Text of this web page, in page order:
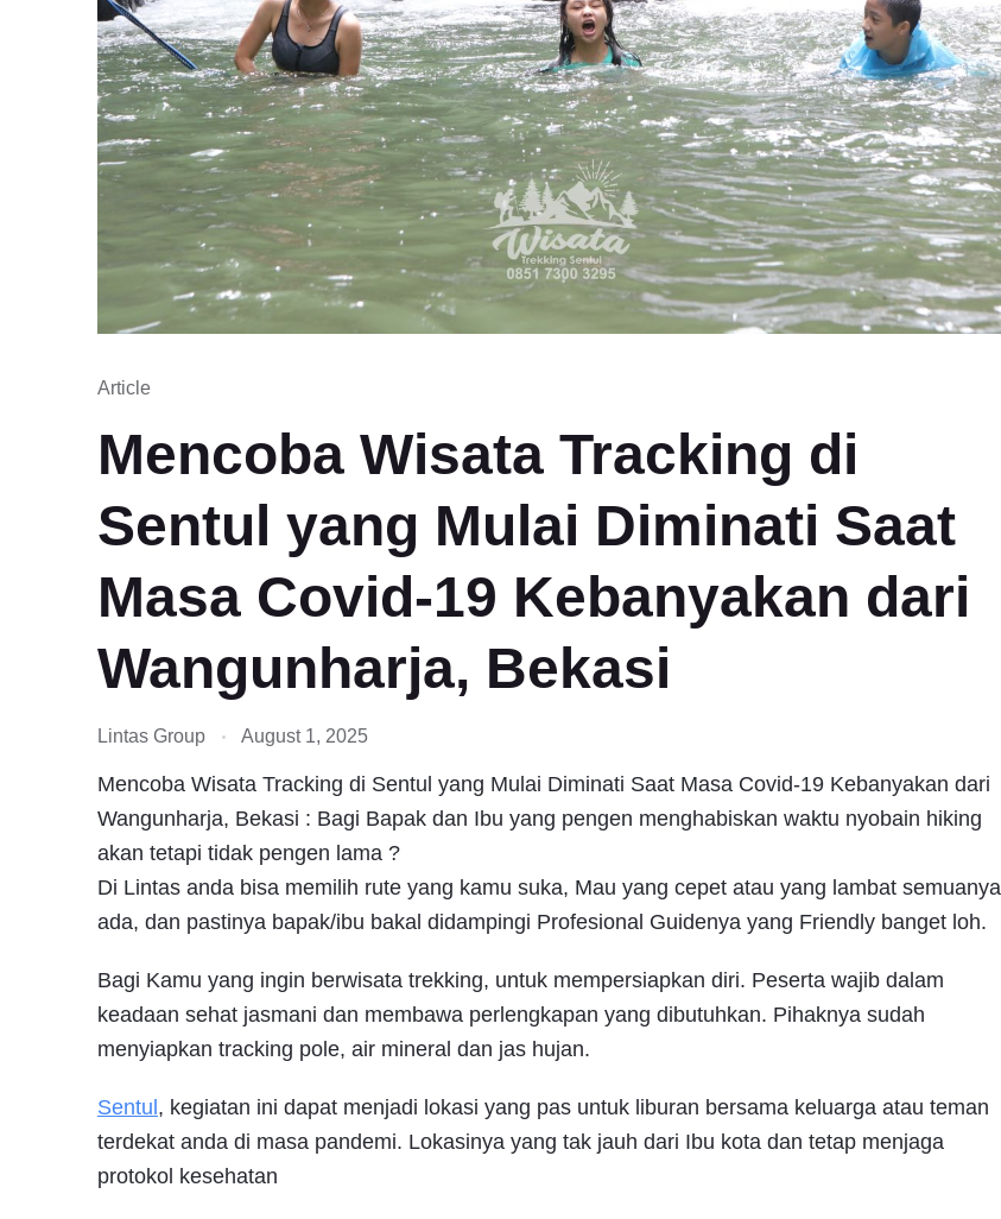
Article
Mencoba Wisata Tracking di
Sentul yang Mulai Diminati Saat
Masa Covid-19 Kebanyakan dari
Wangunharja, Bekasi
Lintas Group August 1, 2025
Mencoba Wisata Tracking di Sentul yang Mulai Diminati Saat Masa Covid-19 Kebanyakan dari
Wangunharja, Bekasi : Bagi Bapak dan Ibu yang pengen menghabiskan waktu nyobain hiking
akan tetapi tidak pengen lama ?
Di Lintas anda bisa memilih rute yang kamu suka, Mau yang cepet atau yang lambat semuanya
ada, dan pastinya bapak/ibu bakal didampingi Profesional Guidenya yang Friendly banget loh.
Bagi Kamu yang ingin berwisata trekking, untuk mempersiapkan diri. Peserta wajib dalam
keadaan sehat jasmani dan membawa perlengkapan yang dibutuhkan. Pihaknya sudah
menyiapkan tracking pole, air mineral dan jas hujan.
Sentul, kegiatan ini dapat menjadi lokasi yang pas untuk liburan bersama keluarga atau teman
terdekat anda di masa pandemi. Lokasinya yang tak jauh dari Ibu kota dan tetap menjaga
protokol kesehatan